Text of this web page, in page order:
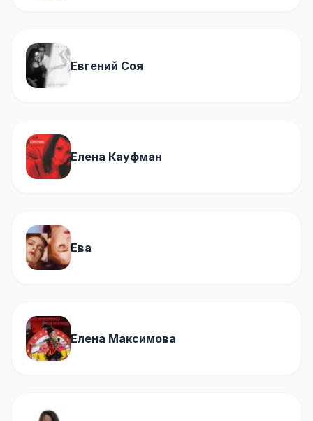
Евгений Соя
Елена Кауфман
Ева
Елена Максимова